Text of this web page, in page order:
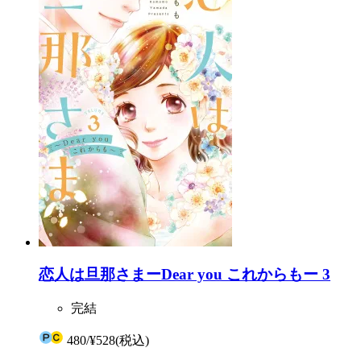
恋人は旦那さまーDear you これからもー 3
完結
480/¥528(税込)